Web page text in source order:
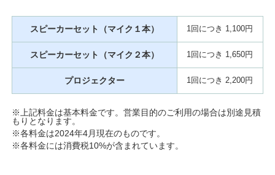
スピーカーセット（マイク１本） 1回につき 1,100円
スピーカーセット（マイク２本） 1回につき 1,650円
プロジェクター 1回につき 2,200円
※上記料金は基本料金です。営業目的のご利用の場合は別途見積
もりとなります。
※各料金は2024年4月現在のものです。
※各料金には消費税10%が含まれています。